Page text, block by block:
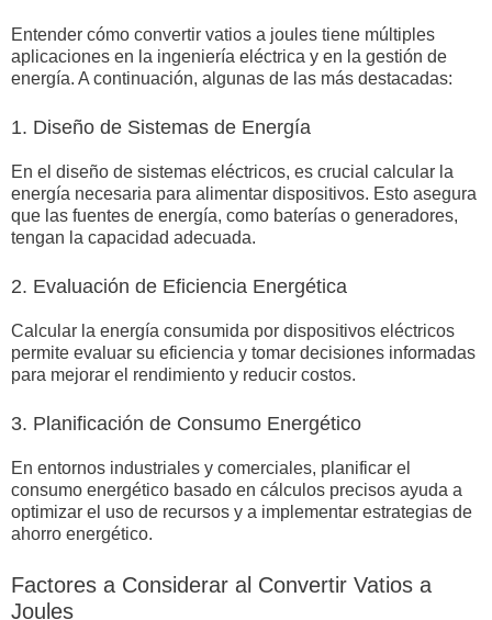
Entender cómo convertir vatios a joules tiene múltiples
aplicaciones en la ingeniería eléctrica y en la gestión de
energía. A continuación, algunas de las más destacadas:
1. Diseño de Sistemas de Energía
En el diseño de sistemas eléctricos, es crucial calcular la
energía necesaria para alimentar dispositivos. Esto asegura
que las fuentes de energía, como baterías o generadores,
tengan la capacidad adecuada.
2. Evaluación de Eficiencia Energética
Calcular la energía consumida por dispositivos eléctricos
permite evaluar su eficiencia y tomar decisiones informadas
para mejorar el rendimiento y reducir costos.
3. Planificación de Consumo Energético
En entornos industriales y comerciales, planificar el
consumo energético basado en cálculos precisos ayuda a
optimizar el uso de recursos y a implementar estrategias de
ahorro energético.
Factores a Considerar al Convertir Vatios a
Joules